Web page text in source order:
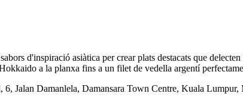
d'inspiració asiàtica per crear plats destacats que
a la planxa fins a un filet de vedella argentí
Jalan Damanlela, Damansara Town Centre, Kuala Lumpur,